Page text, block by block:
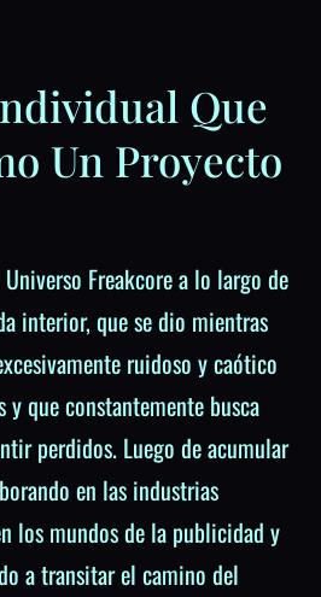
Que
Un Proyecto
Freakcore a lo largo de
interior, que se dio mientras
ruidoso y caótico
que constantemente busca
perdidos. Luego de acumular
en las industrias
los mundos de la publicidad y
a transitar el camino del